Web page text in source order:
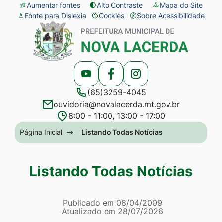
Seção
de
atalhos
acessibilidade
Ir
para
conteúdo
menu
[alt+2]
para
Aumentar fontes Alto Contraste
Mapa do Site
Fonte para Dislexia
Cookies
Abrir
preferências
de
cookies
Sobre Acessibilidade
Seção
menu
Acessar
a
Rede
Social
Acessar
a
Rede
Social
Acessar
a
Rede
Social
(65)3259-4045
ouvidoria@novalacerda.mt.gov.br
8:00 - 11:00, 13:00 - 17:00
Seção
do
principal
Página Inicial Listando Todas Notícias
Listando Todas Notícias
Página Listando Todas
Informações
Publicado em 08/04/2009
Atualizado em 28/07/2026